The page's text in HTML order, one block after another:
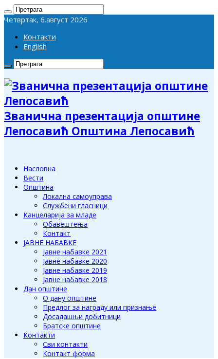
Четвртак, 6.август 2026
Контакти
English
Званична презентација општине
Лепосавић Општина Лепосавић
Насловна
Вести
Општина
Локална самоуправа
Службени гласници
Канцеларија за младе
Обавештења
Контакт
ЈАВНЕ НАБАВКЕ
Јавне набавке 2021
Јавне набавке 2020
Јавне набавке 2019
Јавне набавке 2018
Дан општине
О дану општине
Предлог за награду или признање
Досадашњи добитници
Братске општине
Контакти
Сви контакти
Контакт форма